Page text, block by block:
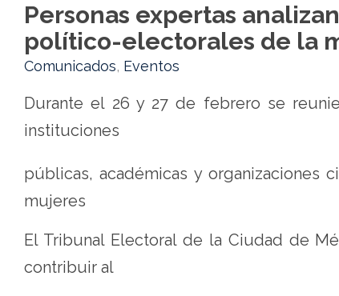
mujer
Ciudad
México
Tribunal
Electoral
Personas expertas
político-electorales de la
Comunicados, Eventos
Durante el 26 y 27 de febrero se
instituciones
públicas, académicas y
mujeres
El Tribunal Electoral de la Ciudad de
contribuir al